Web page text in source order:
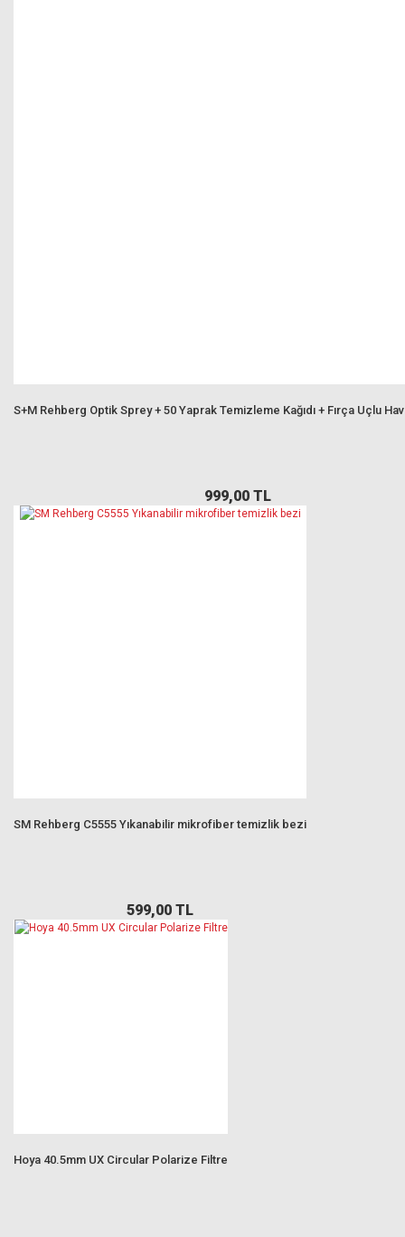
S+M Rehberg Optik Sprey + 50 Yaprak Temizleme Kağıdı + Fırça Uçlu
999,00 TL
SM Rehberg C5555 Yıkanabilir mikrofiber temizlik bezi
599,00 TL
Hoya 40.5mm UX Circular Polarize Filtre